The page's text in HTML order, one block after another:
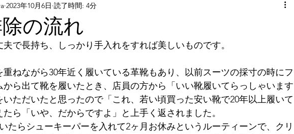
評価理論 税法と評価
海運・船舶 食品 再生可能エネルギー インベントリ(在庫資産)
価 CEIV 工作機械 Blockchain 現地調査における安全対策 SDGs
税
の流れ
2023年10月6日 読了時間: 4分
で長持ち、しっかり手入れをすれば美しいものです。
ねながら30年近く履いている革靴もあり、以前スーツの採寸の時にフ
から出て靴を履いたとき、店員の方から「いい靴履いてらっしゃいます
ただいたと思ったので「これ、若い頃買った安い靴で20年以上履いて
ら「いや、だからですよ」と上手く返されました。
たらシューキーパーを入れて2ヶ月お休みというルーティーンで、クリ